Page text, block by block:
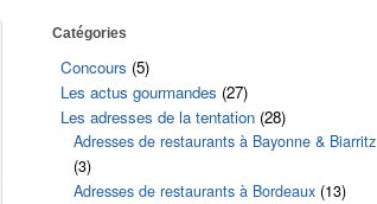
Catégories
Concours (5)
Les actus gourmandes (27)
Les adresses de la tentation (28)
Adresses de restaurants à Bayonne & Biarritz
(3)
Adresses de restaurants à Bordeaux (13)